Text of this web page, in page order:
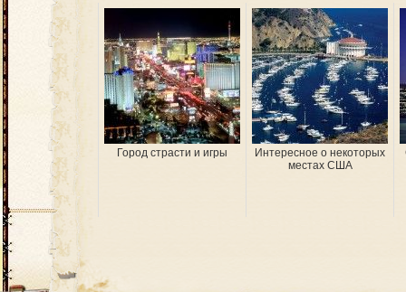
Город страсти и игры
Интересное о некоторых
местах США